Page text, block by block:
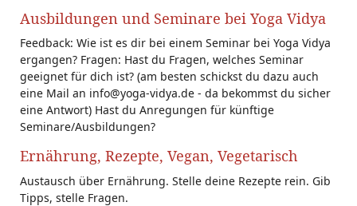
Ausbildungen und Seminare bei Yoga Vidya
Feedback: Wie ist es dir bei einem Seminar bei Yoga Vidya
ergangen? Fragen: Hast du Fragen, welches Seminar
geeignet für dich ist? (am besten schickst du dazu auch
eine Mail an info@yoga-vidya.de - da bekommst du sicher
eine Antwort) Hast du Anregungen für künftige
Seminare/Ausbildungen?
Ernährung, Rezepte, Vegan, Vegetarisch
Austausch über Ernährung. Stelle deine Rezepte rein. Gib
Tipps, stelle Fragen.